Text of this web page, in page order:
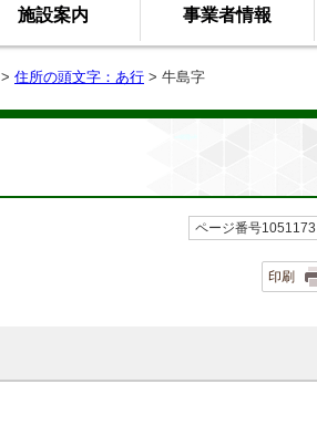
施設案内 事業者情報
> 住所の頭文字：あ行 > 牛島字
ページ番号1051173
印刷